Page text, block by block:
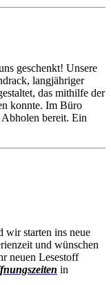
geschenkt! Unsere
langjähriger
das mithilfe der
konnte. Im Büro
bereit. Ein
wir starten ins neue
und wünschen
neuen Lesestoff
in